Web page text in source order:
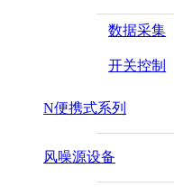
数据采集
开关控制
N便携式系列
风噪源设备